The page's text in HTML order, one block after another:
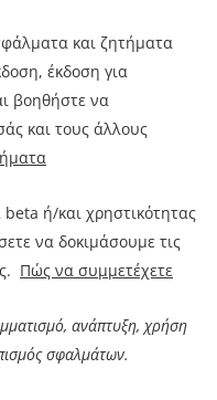
και ζητήματα
έκδοση για
βοηθήστε να
και τους άλλους
beta ή/και χρηστικότητας
να δοκιμάσουμε τις
Πώς να συμμετέχετε
ανάπτυξη, χρήση
σφαλμάτων.